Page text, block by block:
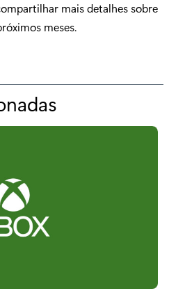
mais detalhes sobre
meses.
a